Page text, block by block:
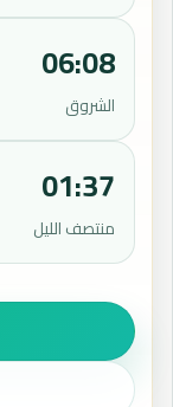
06:08
الشروق
01:37
منتصف الليل